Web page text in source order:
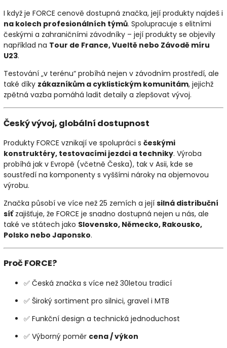
I když je FORCE cenově dostupná značka, její produkty najdeš i
na kolech profesionálních týmů. Spolupracuje s elitními
českými a zahraničními závodníky – její produkty se objevily
například na Tour de France, Vueltě nebo Závodě míru
U23.
Testování „v terénu“ probíhá nejen v závodním prostředí, ale
také díky zákazníkům a cyklistickým komunitám, jejichž
zpětná vazba pomáhá ladit detaily a zlepšovat vývoj.
Český vývoj, globální dostupnost
Produkty FORCE vznikají ve spolupráci s českými
konstruktéry, testovacími jezdci a techniky. Výroba
probíhá jak v Evropě (včetně Česka), tak v Asii, kde se
soustředí na komponenty s vyššími nároky na objemovou
výrobu.
Značka působí ve více než 25 zemích a její silná distribuční
síťzajišťuje, že FORCE je snadno dostupná nejen u nás, ale
také ve státech jako Slovensko, Německo, Rakousko,
Polsko nebo Japonsko.
Proč FORCE?
✅ Česká značka s více než 30letou tradicí
✅ Široký sortiment pro silnici, gravel i MTB
✅ Funkční design a technická jednoduchost
✅ Výborný poměr cena / výkon